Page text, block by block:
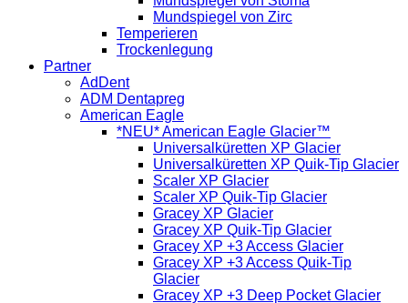
Mundspiegel von Zirc
Temperieren
Trockenlegung
Partner
AdDent
ADM Dentapreg
American Eagle
*NEU* American Eagle Glacier™
Universalküretten XP Glacier
Universalküretten XP Quik-Tip Glacier
Scaler XP Glacier
Scaler XP Quik-Tip Glacier
Gracey XP Glacier
Gracey XP Quik-Tip Glacier
Gracey XP +3 Access Glacier
Gracey XP +3 Access Quik-Tip
Glacier
Gracey XP +3 Deep Pocket Glacier